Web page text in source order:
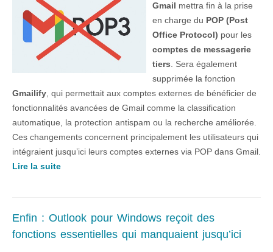
Gmail mettra fin à la prise
en charge du POP (Post
Office Protocol) pour les
comptes de messagerie
tiers . Sera également
supprimée la fonction
Gmailify , qui permettait aux comptes externes de bénéficier de
fonctionnalités avancées de Gmail comme la classification
automatique, la protection antispam ou la recherche améliorée.
Ces changements concernent principalement les utilisateurs qui
intégraient jusqu’ici leurs comptes externes via POP dans Gmail.
Lire la suite
Enfin : Outlook pour Windows reçoit des
fonctions essentielles qui manquaient jusqu’ici